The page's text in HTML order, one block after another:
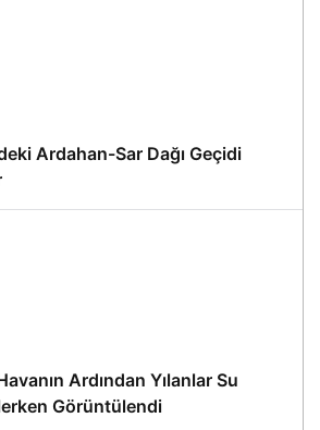
Ardahan-Sar Dağı Geçidi
Ardından Yılanlar Su
Görüntülendi